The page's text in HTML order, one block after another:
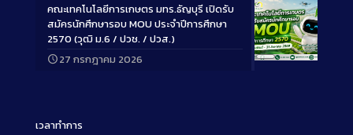
Long
คณะเทคโนโลยีการเกษตร มทร.ธัญบุรี เปิดรับ
สมัครนักศึกษารอบ MOU ประจำปีการศึกษา
2570 (วุฒิ ม.6 / ปวช. / ปวส.)
27 กรกฎาคม 2026
เวลาทำการ